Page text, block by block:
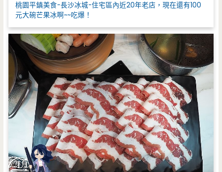
桃園平鎮美食-長沙冰城-住宅區內近20年老店，現在還有100
元大碗芒果冰啊~~吃爆！